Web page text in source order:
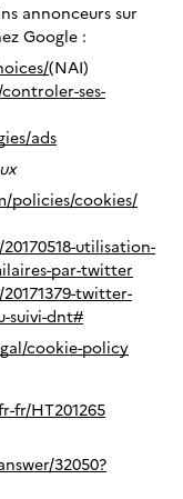
annonceurs sur
Google :
(NAI)
ses-
ads
policies/cookies/
utilisation-
par-twitter
twitter-
suivi-dnt#
cookie-policy
fr/HT201265
32050?